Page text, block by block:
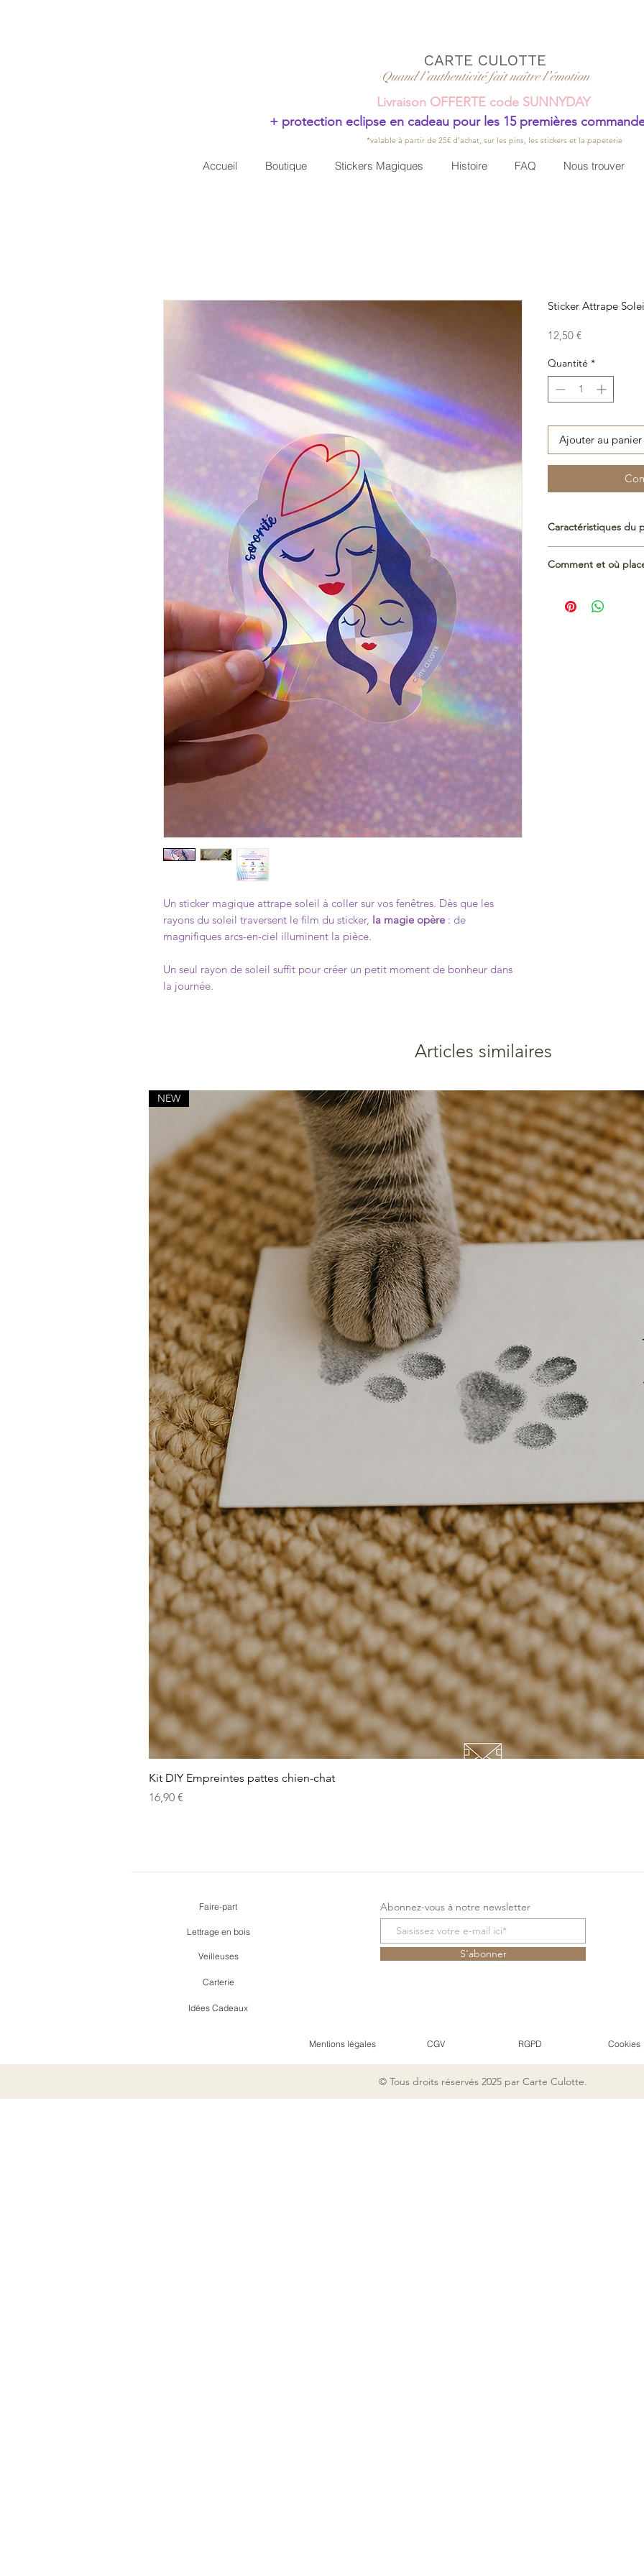
CARTE CULOTTE
Quand l’authenticité fait naître l’émotion
Livraison OFFERTE code SUNNYDAY
+ protection eclipse en cadeau pour les 15 premières
*valable à partir de 25€ d'achat, sur les pins, les stickers et la papeterie
Accueil Boutique Stickers Magiques Histoire FAQ Nous trouver
Un sticker magique attrape soleil à coller sur vos fenêtres. Dès que les
rayons du soleil traversent le film du sticker, la magie opère : de
magnifiques arcs-en-ciel illuminent la pièce.
Un seul rayon de soleil suffit pour créer un petit moment de bonheur dans
la journée.
Sticker Attrape
12,50 €Prix
Quantité *
Ajouter au panier
Caractéristiques du
durables de haute
en Belgique.
Comment et où
beaux arc-en-ciel
Articles similaires
NEW
Kit DIY Empreintes pattes chien-chat
Prix
16,90 €
Faire-part
Veilleuses
Lettrage en bois
Carterie
Idées Cadeaux
Abonnez-vous à notre newsletter
S'abonner
Mentions légales CGV RGPD Cookies
© Tous droits réservés 2025 par Carte Culotte.